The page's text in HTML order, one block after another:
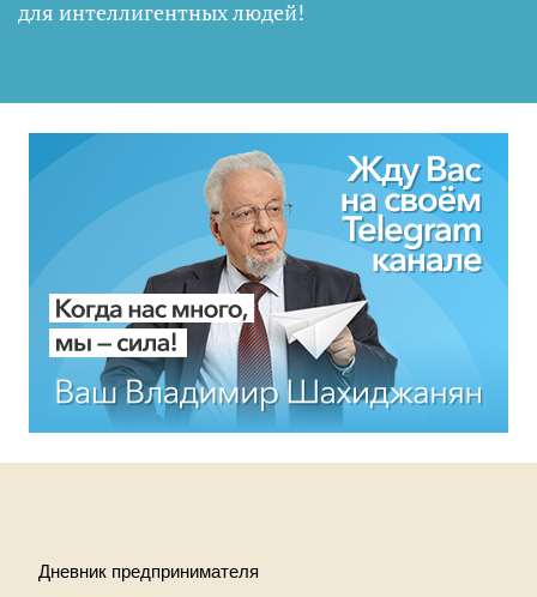
для интеллигентных людей!
Дневник предпринимателя